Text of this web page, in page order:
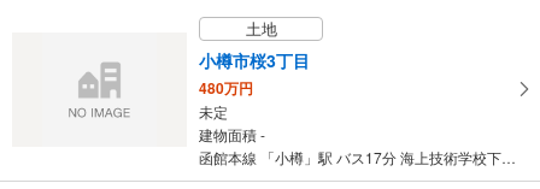
土地
小樽市桜3丁目
480万円
未定
建物面積 -
函館本線 「小樽」駅 バス17分 海上技術学校下 バス停下車 徒歩3分